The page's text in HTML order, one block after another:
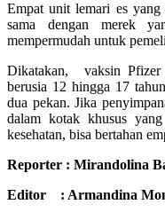
Empat unit lemari es
sama dengan merek
mempermudah untuk
Dikatakan, vaksin Pfizer
berusia 12 hingga 17
dua pekan. Jika
dalam kotak khusus
kesehatan, bisa bertahan
Reporter : Mirandolina
Editor : Armandina